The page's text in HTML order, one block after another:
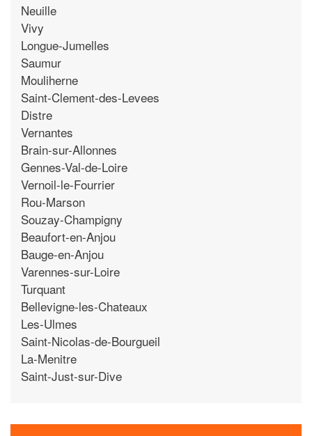
Neuille
Vivy
Longue-Jumelles
Saumur
Mouliherne
Saint-Clement-des-Levees
Distre
Vernantes
Brain-sur-Allonnes
Gennes-Val-de-Loire
Vernoil-le-Fourrier
Rou-Marson
Souzay-Champigny
Beaufort-en-Anjou
Bauge-en-Anjou
Varennes-sur-Loire
Turquant
Bellevigne-les-Chateaux
Les-Ulmes
Saint-Nicolas-de-Bourgueil
La-Menitre
Saint-Just-sur-Dive